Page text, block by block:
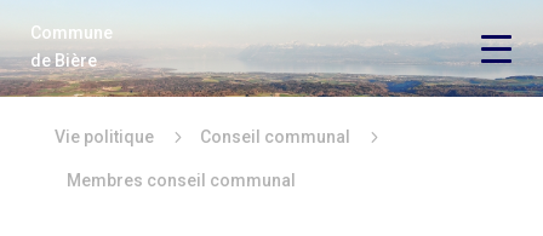
Vie politique
Vie locale
Commune
de Bière
Vie politique 5 Conseil communal 5
Membres conseil communal